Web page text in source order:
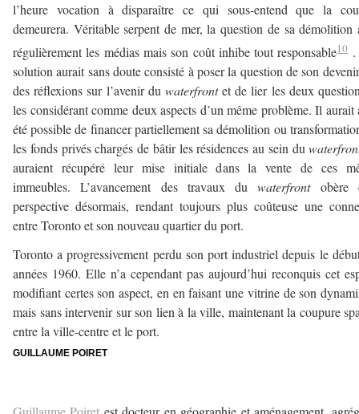
l’heure vocation à disparaître ce qui sous-entend que la
demeurera. Véritable serpent de mer, la question de sa démolition
régulièrement les médias mais son coût inhibe tout responsable10.
solution aurait sans doute consisté à poser la question de son
des réflexions sur l’avenir du waterfrontet de lier les deux
les considérant comme deux aspects d’un même problème. Il aurait
été possible de financer partiellement sa démolition ou
les fonds privés chargés de bâtir les résidences au sein du
auraient récupéré leur mise initiale dans la vente de ces
immeubles. L’avancement des travaux duwaterfrontobère
perspective désormais, rendant toujours plus coûteuse une
entre Toronto et son nouveau quartier du port.
Toronto a progressivement perdu son port industriel depuis le
années 1960. Elle n’a cependant pas aujourd’hui reconquis cet
modifiant certes son aspect, en en faisant une vitrine de son
mais sans intervenir sur son lien à la ville, maintenant la coupure
entre la ville-centre et le port.
GUILLAUME POIRET